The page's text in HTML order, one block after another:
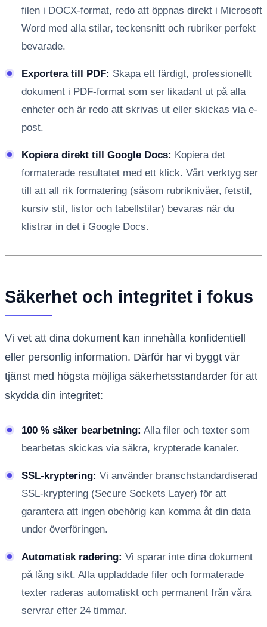
filen i DOCX-format, redo att öppnas direkt i Microsoft
Word med alla stilar, teckensnitt och rubriker perfekt
bevarade.
Exportera till PDF: Skapa ett färdigt, professionellt
dokument i PDF-format som ser likadant ut på alla
enheter och är redo att skrivas ut eller skickas via e-
post.
Kopiera direkt till Google Docs: Kopiera det
formaterade resultatet med ett klick. Vårt verktyg ser
till att all rik formatering (såsom rubriknivåer, fetstil,
kursiv stil, listor och tabellstilar) bevaras när du
klistrar in det i Google Docs.
Säkerhet och integritet i fokus
Vi vet att dina dokument kan innehålla konfidentiell
eller personlig information. Därför har vi byggt vår
tjänst med högsta möjliga säkerhetsstandarder för att
skydda din integritet:
100 % säker bearbetning: Alla filer och texter som
bearbetas skickas via säkra, krypterade kanaler.
SSL-kryptering: Vi använder branschstandardiserad
SSL-kryptering (Secure Sockets Layer) för att
garantera att ingen obehörig kan komma åt din data
under överföringen.
Automatisk radering: Vi sparar inte dina dokument
på lång sikt. Alla uppladdade filer och formaterade
texter raderas automatiskt och permanent från våra
servrar efter 24 timmar.